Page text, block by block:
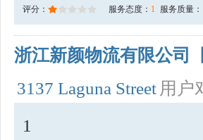
评分： 服务态度： 1 服务质量：
浙江新颜物流有限公司
3137 Laguna Street 用户
1